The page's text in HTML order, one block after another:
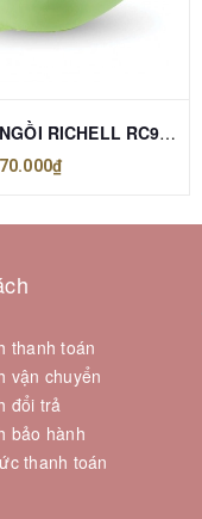
GHẾ HƠI TẬP NGỒI RICHELL RC98010
thanh toán
vận chuyển
đổi trả
bảo hành
thanh toán